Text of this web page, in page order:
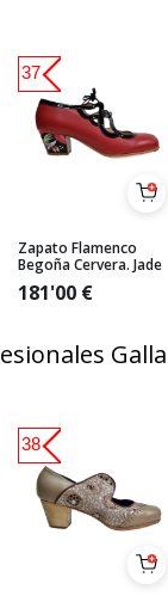
Zapato Flamenco
Begoña Cervera. Jade
181'00 €
37
38